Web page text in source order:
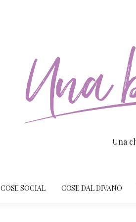
Una
COSE SOCIAL COSE DAL DIVANO